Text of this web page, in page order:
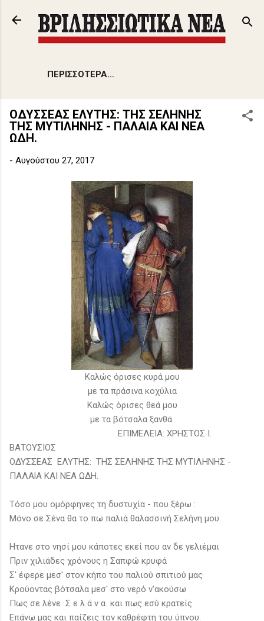
Μετάβαση στο κύριο περιεχόμενο
ΠΕΡΙΣΣΌΤΕΡΑ…
ΟΔΥΣΣΕΑΣ ΕΛΥΤΗΣ: ΤΗΣ ΣΕΛΗΝΗΣ
ΤΗΣ ΜΥΤΙΛΗNΗΣ - ΠΑΛΑlΑ ΚΑΙ ΝΕΑ
ΩΔΗ.
- Αυγούστου 27, 2017
Καλώς όρισες κυρά μου
με τα πράσινα κοχύλια
Καλώς όρισες θεά μου
με τα βότσαλα ξανθά.
ΕΠΙΜΕΛΕΙΑ: ΧΡΗΣΤΟΣ Ι.
ΒΑΤΟΥΣΙΟΣ
ΟΔΥΣΣΕΑΣ ΕΛΥΤΗΣ: ΤΗΣ ΣΕΛΗΝΗΣ ΤΗΣ ΜΥΤΙΛΗNΗΣ -
ΠΑΛΑlΑ ΚΑΙ ΝΕΑ ΩΔΗ.
Τόσο μου ομόρφηνες τη δυστυχία - που ξέρω :
Μόνο σε Σένα θα το πω παλιά θαλασσινή Σελήνη μου.
Ητανε στο νησί μου κάποτες εκεί που αν δε γελιέμαι
Πριν χιλιάδες χρόνους η Σαπφώ κρυφά
Σ' έφερε μεσ' στον κήπο του παλιού σπιτιού μας
Kρούοντας βότσαλα μεσ' στο νερό ν'ακούσω
Πως σε λένε Σ ε λ ά ν α και πως εσύ κρατείς
Επάνω μας και παίζεις τον καθρέφτη του ύπνου.